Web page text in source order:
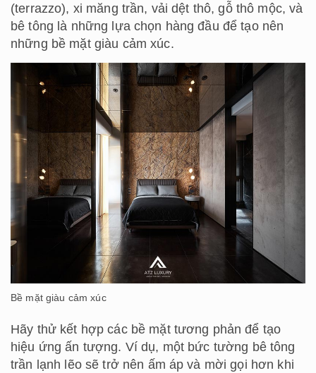
(terrazzo), xi măng trần, vải dệt thô, gỗ thô mộc, và
bê tông là những lựa chọn hàng đầu để tạo nên
những bề mặt giàu cảm xúc.
Bề mặt giàu cảm xúc
Hãy thử kết hợp các bề mặt tương phản để tạo
hiệu ứng ấn tượng. Ví dụ, một bức tường bê tông
trần lạnh lẽo sẽ trở nên ấm áp và mời gọi hơn khi